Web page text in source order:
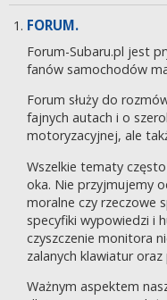
FORUM.
Forum-Subaru.pl jest
fanów samochodów
Forum służy do
fajnych autach i o
motoryzacyjnej, ale
Wszelkie tematy
oka. Nie przyjmujemy
moralne czy rzeczowe
specyfiki wypowiedzi i
czyszczenie monitora
zalanych klawiatur
Ważnym aspektem